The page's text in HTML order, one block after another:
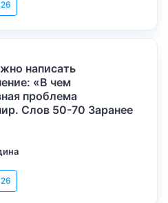
написать
«В чем
проблема
Слов 50-70 Заранее